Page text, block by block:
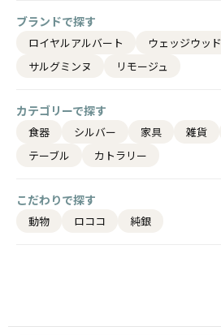
ブランドで探す
ロイヤルアルバート ウェッジウッド
サルグミンヌ
リモージュ
カテゴリーで探す
食器 シルバー 家具 雑貨
テーブル
カトラリー
こだわりで探す
動物 ロココ 純銀